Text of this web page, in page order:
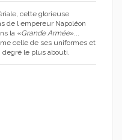
cette glorieuse
de l empereur Napoléon
la «Grande Armée»...
celle de ses uniformes et
degré le plus abouti.